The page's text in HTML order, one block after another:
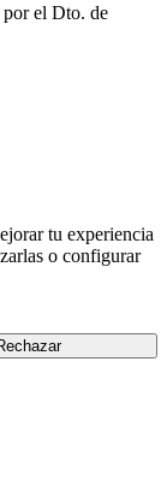
el Dto. de
tu experiencia
o configurar